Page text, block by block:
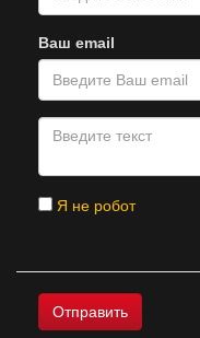
Ваш email
Я не робот